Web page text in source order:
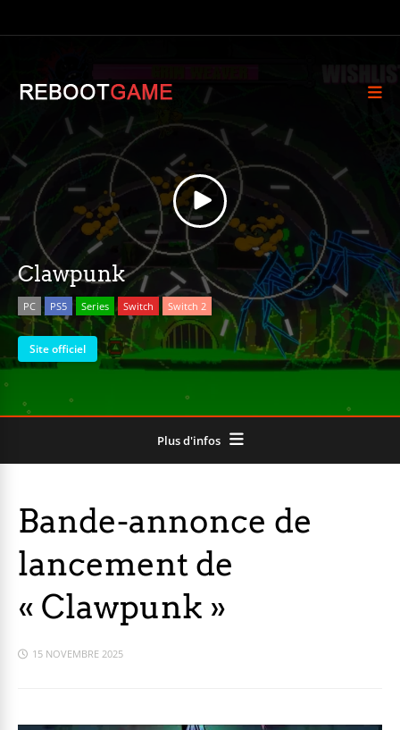
Clawpunk
PC PS5 Series Switch Switch 2
Site officiel
Plus d'infos
Bande-annonce de
lancement de
« Clawpunk »
15 NOVEMBRE 2025